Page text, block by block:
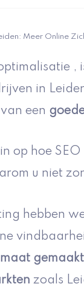
Meer Online
,
in
een
op hoe
u niet
hebben
zoals